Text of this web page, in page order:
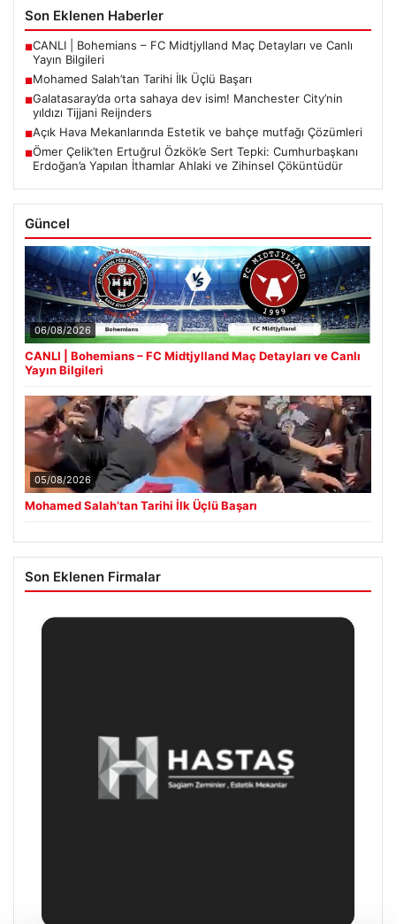
Son Eklenen Haberler
■CANLI | Bohemians – FC Midtjylland Maç Detayları ve Canlı
Yayın Bilgileri
■Mohamed Salah’tan Tarihi İlk Üçlü Başarı
■Galatasaray’da orta sahaya dev isim! Manchester City’nin
yıldızı Tijjani Reijnders
■Açık Hava Mekanlarında Estetik ve bahçe mutfağı Çözümleri
■Ömer Çelik’ten Ertuğrul Özkök’e Sert Tepki: Cumhurbaşkanı
Erdoğan’a Yapılan İthamlar Ahlaki ve Zihinsel Çöküntüdür
Güncel
06/08/2026
CANLI | Bohemians – FC Midtjylland Maç Detayları ve Canlı
Yayın Bilgileri
05/08/2026
Mohamed Salah’tan Tarihi İlk Üçlü Başarı
Son Eklenen Firmalar